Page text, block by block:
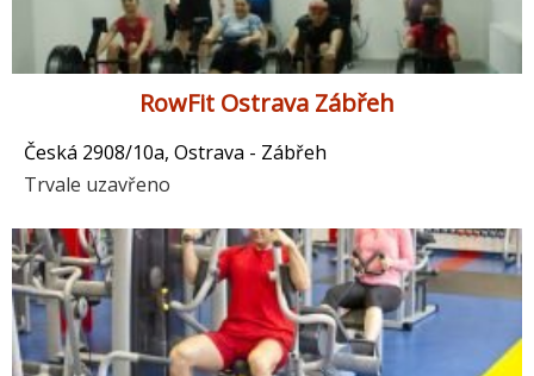
RowFit Ostrava Zábřeh
Česká 2908/10a, Ostrava - Zábřeh
Trvale uzavřeno